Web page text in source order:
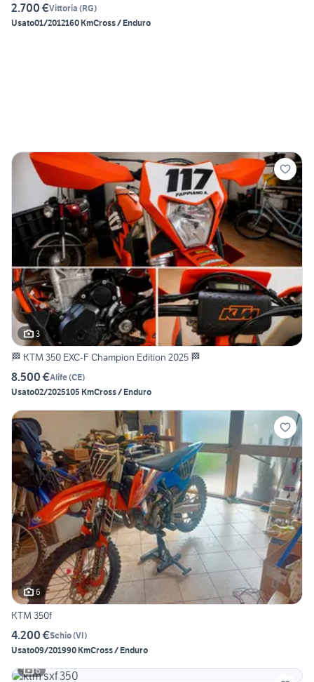
2.700 €Vittoria (RG)
Usato01/2012160 KmCross / Enduro
3
🏁 KTM 350 EXC-F Champion Edition 2025 🏁
8.500 €Alife(CE)
Usato02/2025105 KmCross / Enduro
6
KTM 350f
4.200 €Schio(VI)
Usato09/201990 KmCross / Enduro
6